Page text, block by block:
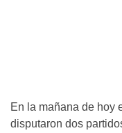
En la mañana de hoy
disputaron dos